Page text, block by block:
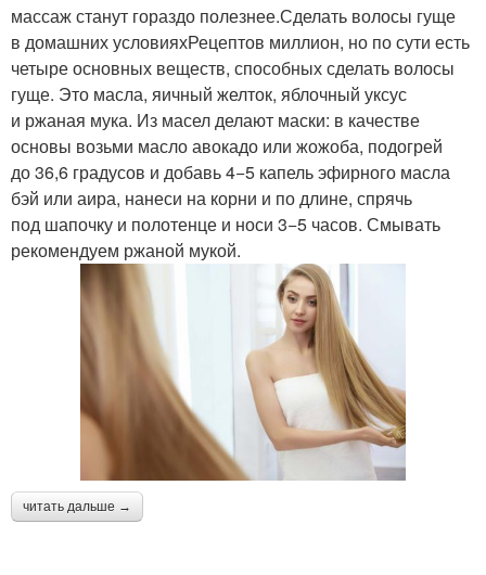
массаж станут гораздо полезнее.Сделать волосы гуще
в домашних условияхРецептов миллион, но по сути есть
четыре основных веществ, способных сделать волосы
гуще. Это масла, яичный желток, яблочный уксус
и ржаная мука. Из масел делают маски: в качестве
основы возьми масло авокадо или жожоба, подогрей
до 36,6 градусов и добавь 4−5 капель эфирного масла
бэй или аира, нанеси на корни и по длине, спрячь
под шапочку и полотенце и носи 3−5 часов. Смывать
рекомендуем ржаной мукой.
читать дальше →